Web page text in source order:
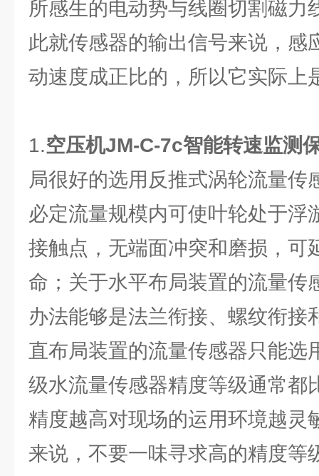
所感生的电动势与线圈切割磁力
此就传感器的输出信号来说，感
动速度成正比的，所以它实际上
1.空压机JM-C-7c智能转速监测
局很好的选用反推式涡轮流量传
必定流量规模内可使叶轮处于浮
接触点，无端面冲突和磨损，可
命；关于水平布局装置的流量传
办法能够是法兰衔接、螺纹衔接
直布局装置的流量传感器只能选
级水流量传感器精度等级通常都
精度越高对现场的运用环境越灵
来说，不要一味寻求高的精度等